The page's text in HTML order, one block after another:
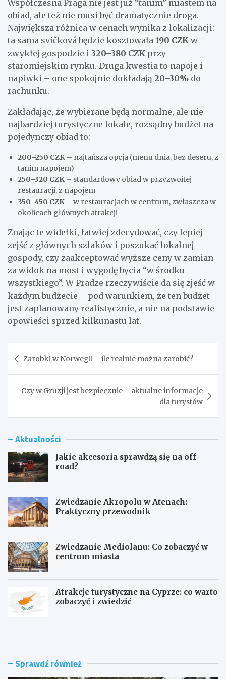
Współczesna Praga nie jest już “tanim” miastem na
obiad, ale też nie musi być dramatycznie droga.
Największa różnica w cenach wynika z lokalizacji:
ta sama svíčková będzie kosztowała 190 CZK w
zwykłej gospodzie i 320–380 CZK przy
staromiejskim rynku. Druga kwestia to napoje i
napiwki – one spokojnie dokładają 20–30% do
rachunku.
Zakładając, że wybierane będą normalne, ale nie
najbardziej turystyczne lokale, rozsądny budżet na
pojedynczy obiad to:
200–250 CZK – najtańsza opcja (menu dnia, bez deseru, z
tanim napojem)
250–320 CZK – standardowy obiad w przyzwoitej
restauracji, z napojem
350–450 CZK – w restauracjach w centrum, zwłaszcza w
okolicach głównych atrakcji
Znając te widełki, łatwiej zdecydować, czy lepiej
zejść z głównych szlaków i poszukać lokalnej
gospody, czy zaakceptować wyższe ceny w zamian
za widok na most i wygodę bycia “w środku
wszystkiego”. W Pradze rzeczywiście da się zjeść w
każdym budżecie – pod warunkiem, że ten budżet
jest zaplanowany realistycznie, a nie na podstawie
opowieści sprzed kilkunastu lat.
wpisu
Zarobki w Norwegii – ile realnie można zarobić?
Czy w Gruzji jest bezpiecznie – aktualne informacje
dla turystów
Aktualności
Jakie akcesoria sprawdzą się na off-
road?
Zwiedzanie Akropolu w Atenach:
Praktyczny przewodnik
Zwiedzanie Mediolanu: Co zobaczyć w
centrum miasta
Atrakcje turystyczne na Cyprze: co warto
zobaczyć i zwiedzić
a
z Sprawdź również